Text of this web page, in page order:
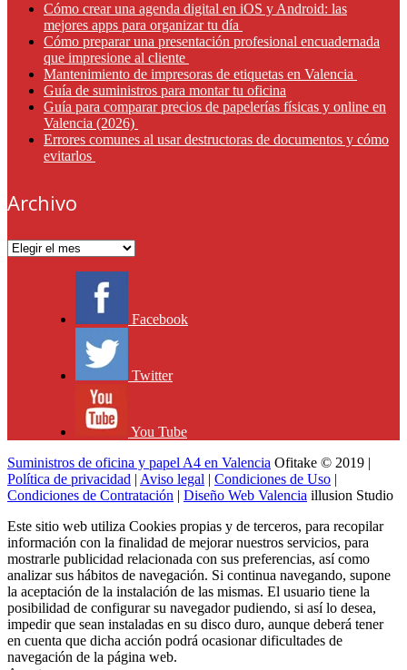
Cómo crear una agenda digital en iOS y Android: las
mejores apps para organizar tu día
Cómo preparar una presentación profesional encuadernada
que impresione al cliente
Mantenimiento de impresoras de etiquetas en Valencia
Guía de suministros para montar tu oficina
Guía para comparar precios de papelerías físicas y online en
Valencia (2026)
Errores comunes al usar destructoras de documentos y cómo
evitarlos
Archivo
Archivo
Facebook
Twitter
You Tube
Suministros de oficina y papel A4 en Valencia Ofitake © 2019 |
Política de privacidad | Aviso legal | Condiciones de Uso |
Condiciones de Contratación | Diseño Web Valencia illusion Studio
Este sitio web utiliza Cookies propias y de terceros, para recopilar
información con la finalidad de mejorar nuestros servicios, para
mostrarle publicidad relacionada con sus preferencias, así como
analizar sus hábitos de navegación. Si continua navegando, supone
la aceptación de la instalación de las mismas. El usuario tiene la
posibilidad de configurar su navegador pudiendo, si así lo desea,
impedir que sean instaladas en su disco duro, aunque deberá tener
en cuenta que dicha acción podrá ocasionar dificultades de
navegación de la página web.